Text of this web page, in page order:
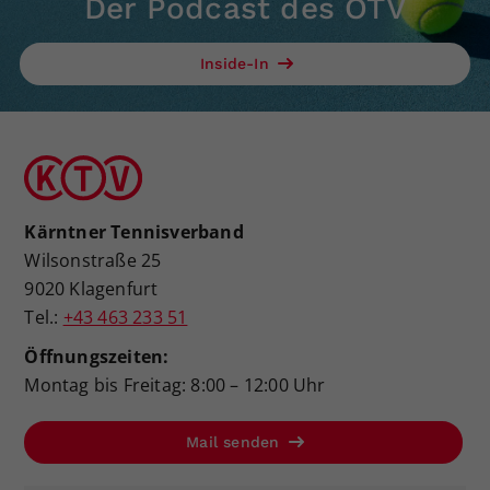
Der Podcast des ÖTV
Inside-In
Kärntner Tennisverband
Wilsonstraße 25
9020 Klagenfurt
Tel.: +43 463 233 51
Öffnungszeiten:
Montag bis Freitag: 8:00 – 12:00 Uhr
Mail senden
Dieser Wert speichert Ihre Consent-
zufällig generierte ID, für die